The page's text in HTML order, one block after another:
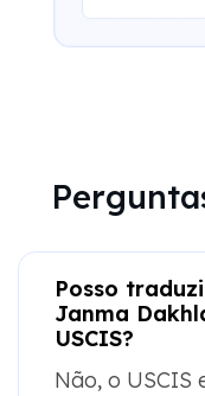
Posso
Janma
USCIS?
Não, o USCIS